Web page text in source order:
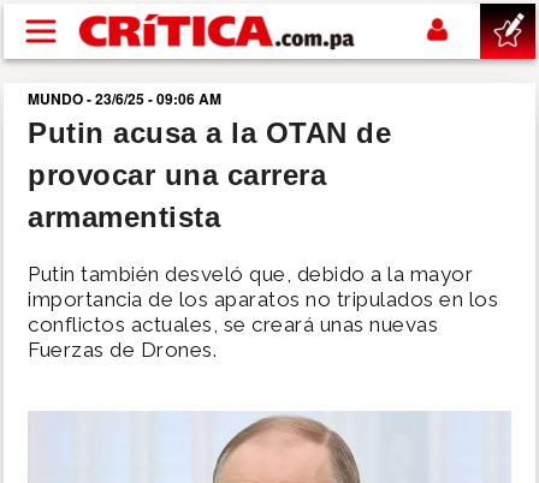
Pasar al contenido principal
buscar
SUCESOS
POLÍTICA
MUNDO - 23/6/25 - 09:06 AM
Putin acusa a la OTAN de
provocar una carrera
armamentista
Putin también desveló que, debido a la mayor
importancia de los aparatos no tripulados en los
conflictos actuales, se creará unas nuevas
Fuerzas de Drones.